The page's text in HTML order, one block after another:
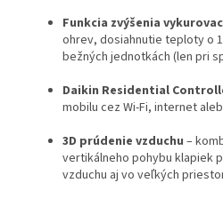
Funkcia zvýšenia
ohrev, dosiahnutie teploty o
bežných jednotkách (len pri
Daikin Residential
mobilu cez Wi-Fi, internet
3D prúdenie vzduchu –
vertikálneho pohybu klapiek
vzduchu aj vo veľkých